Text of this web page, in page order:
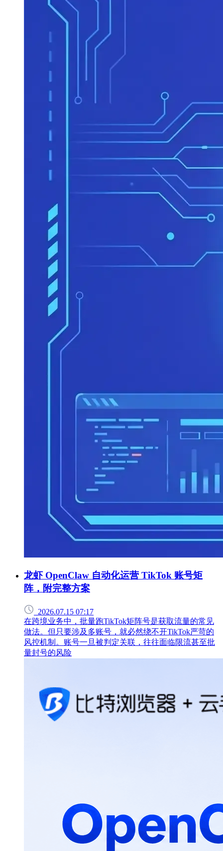
龙虾 OpenClaw 自动化运营 TikTok 账号矩
阵，附完整方案
2026.07.15 07:17
在跨境业务中，批量跑TikTok矩阵号是获取流量的常见
做法。但只要涉及多账号，就必然绕不开TikTok严苛的
风控机制。账号一旦被判定关联，往往面临限流甚至批
量封号的风险